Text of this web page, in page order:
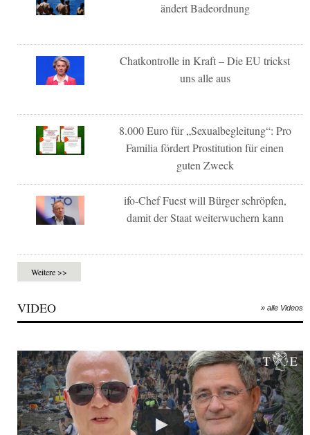
ändert Badeordnung
Chatkontrolle in Kraft – Die EU trickst
uns alle aus
8.000 Euro für „Sexualbegleitung“: Pro
Familia fördert Prostitution für einen
guten Zweck
ifo-Chef Fuest will Bürger schröpfen,
damit der Staat weiterwuchern kann
Weitere >>
VIDEO » alle Videos